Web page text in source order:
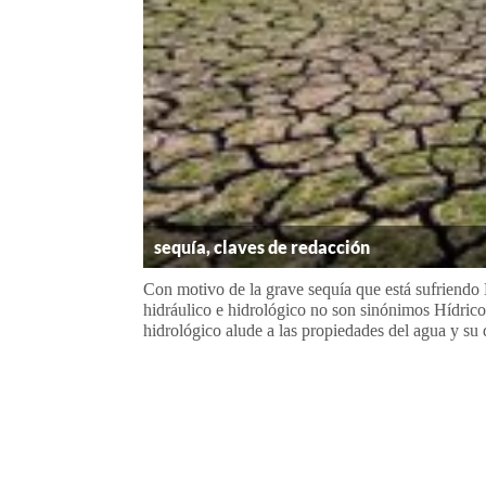
sequía, claves de redacción
Con motivo de la grave sequía que está
hidráulico e hidrológico no son sinónimos
hidrológico alude a las propiedades del agua y